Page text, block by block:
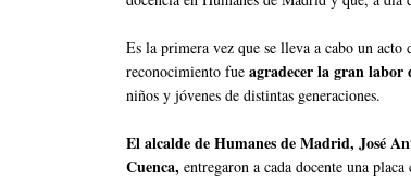
Es la primera vez que se lleva a cabo un
reconocimiento fue agradecer la gran labor
niños y jóvenes de distintas generaciones.
El alcalde de Humanes de Madrid, José
Cuenca, entregaron a cada docente una